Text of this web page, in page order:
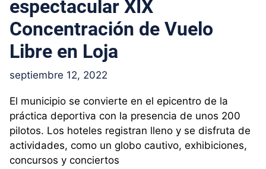
espectacular XIX
Concentración de Vuelo
Libre en Loja
septiembre 12, 2022
El municipio se convierte en el epicentro de la
práctica deportiva con la presencia de unos 200
pilotos. Los hoteles registran lleno y se disfruta de
actividades, como un globo cautivo, exhibiciones,
concursos y conciertos